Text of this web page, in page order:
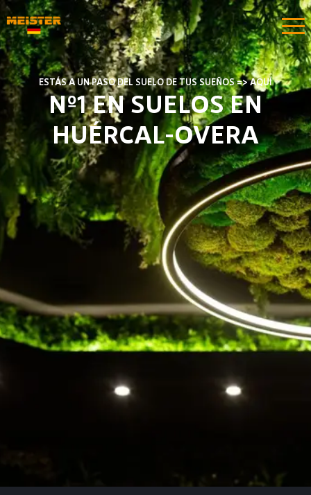
ESTÁS A UN PASO DEL SUELO DE TUS SUEÑOS => AQUÍ
Nº1 EN SUELOS EN
HUÉRCAL-OVERA